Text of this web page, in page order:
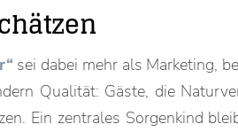
sei dabei mehr als Marketing,
Qualität: Gäste, die
Ein zentrales Sorgenkind